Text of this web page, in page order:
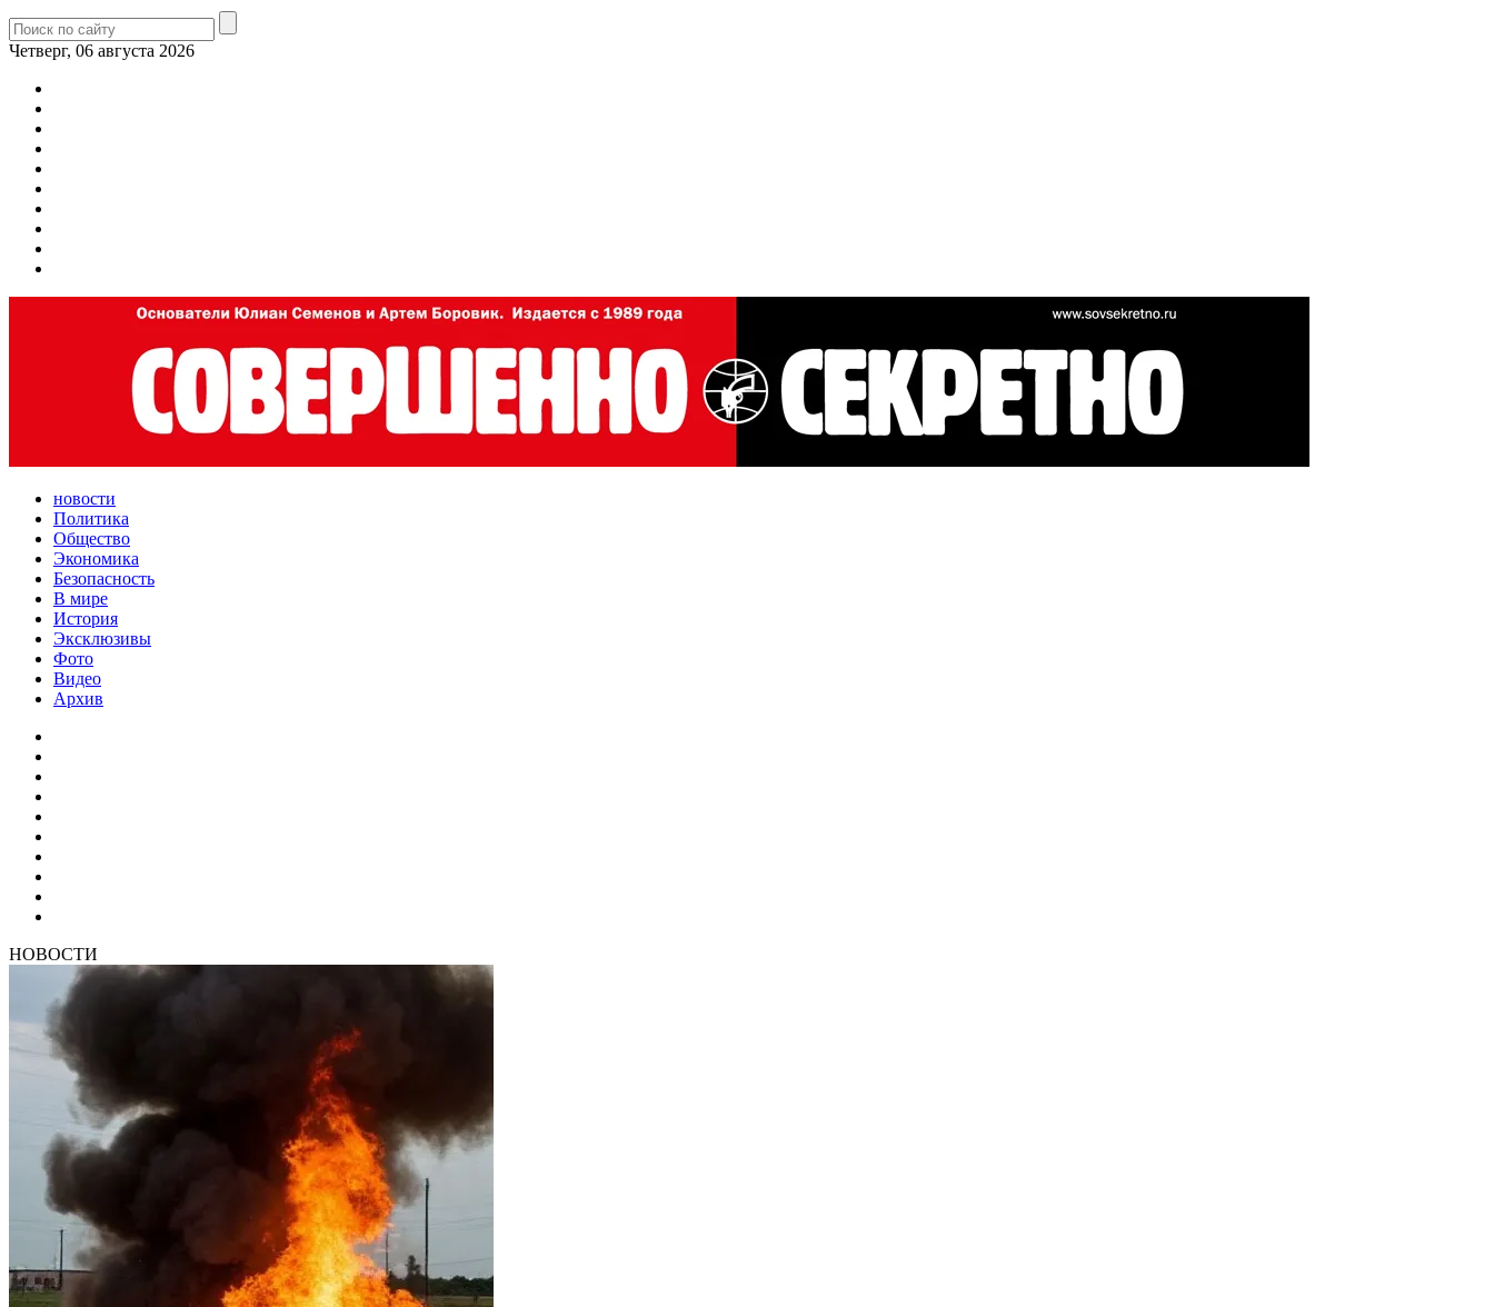
Четверг, 06 августа 2026
новости
Политика
Общество
Экономика
Безопасность
В мире
История
Эксклюзивы
Фото
Видео
Архив
НОВОСТИ